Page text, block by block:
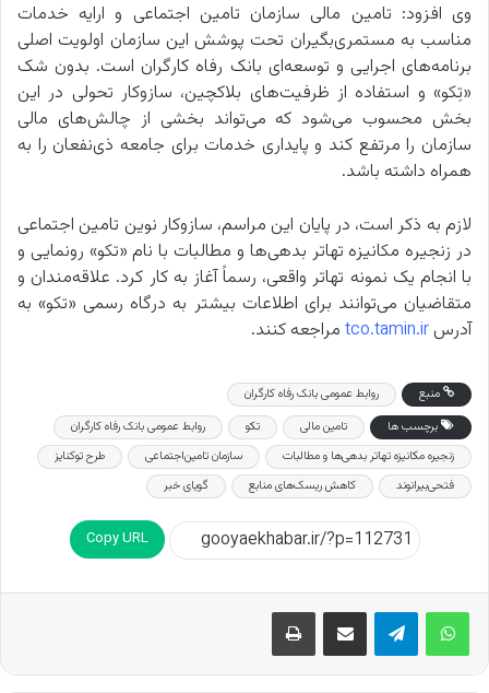
وی افزود: تامین مالی سازمان تامین اجتماعی و ارایه خدمات
مناسب به مستمری‌بگیران تحت پوشش این سازمان اولویت اصلی
برنامه‌های اجرایی و توسعه‌ای بانک رفاه کارگران است. بدون شک
«تِکو» و استفاده از ظرفیت‌های بلاکچین، سازوکار تحولی در این
بخش محسوب می‌شود که می‌تواند بخشی از چالش‌های مالی
سازمان را مرتفع کند و پایداری خدمات برای جامعه ذی‌نفعان را به
همراه داشته باشد.
لازم به ذکر است، در پایان این مراسم، سازوکار نوین تامین اجتماعی
در زنجیره مکانیزه تهاتر بدهی‌ها و مطالبات با نام «تکو» رونمایی و
با انجام یک نمونه تهاتر واقعی، رسماً آغاز به کار کرد. علاقه‌مندان و
متقاضیان می‌توانند برای اطلاعات بیشتر به درگاه رسمی «تکو» به
آدرسtco.tamin.ir مراجعه کنند.
منبع
روابط عمومی بانک رفاه کارگران
برچسب ها
تامین مالی تکو
روابط عمومی بانک رفاه کارگران
زنجیره‌ مکانیزه تهاتر بدهی‌ها و ‌مطالبات
سازمان تامین‌اجتماعی
طرح توکنایز
فتحی‌بیرانوند
کاهش ریسک‌های منابع گویای خبر
Copy URL
اشتراک گذاری از طریق ایمیل چاپ